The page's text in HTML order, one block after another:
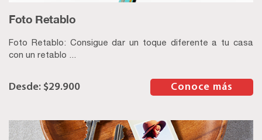
Foto Retablo
Foto Retablo: Consigue dar un toque diferente a tu casa
con un retablo ...
$29.900 Conoce más